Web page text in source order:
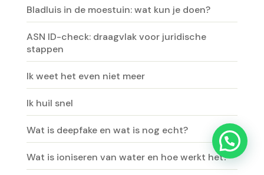
Bladluis in de moestuin: wat kun je doen?
ASN ID-check: draagvlak voor juridische
stappen
Ik weet het even niet meer
Ik huil snel
Wat is deepfake en wat is nog echt?
Wat is ioniseren van water en hoe werkt het?